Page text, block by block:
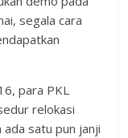
segala cara
para PKL
relokasi
ada satu pun janji